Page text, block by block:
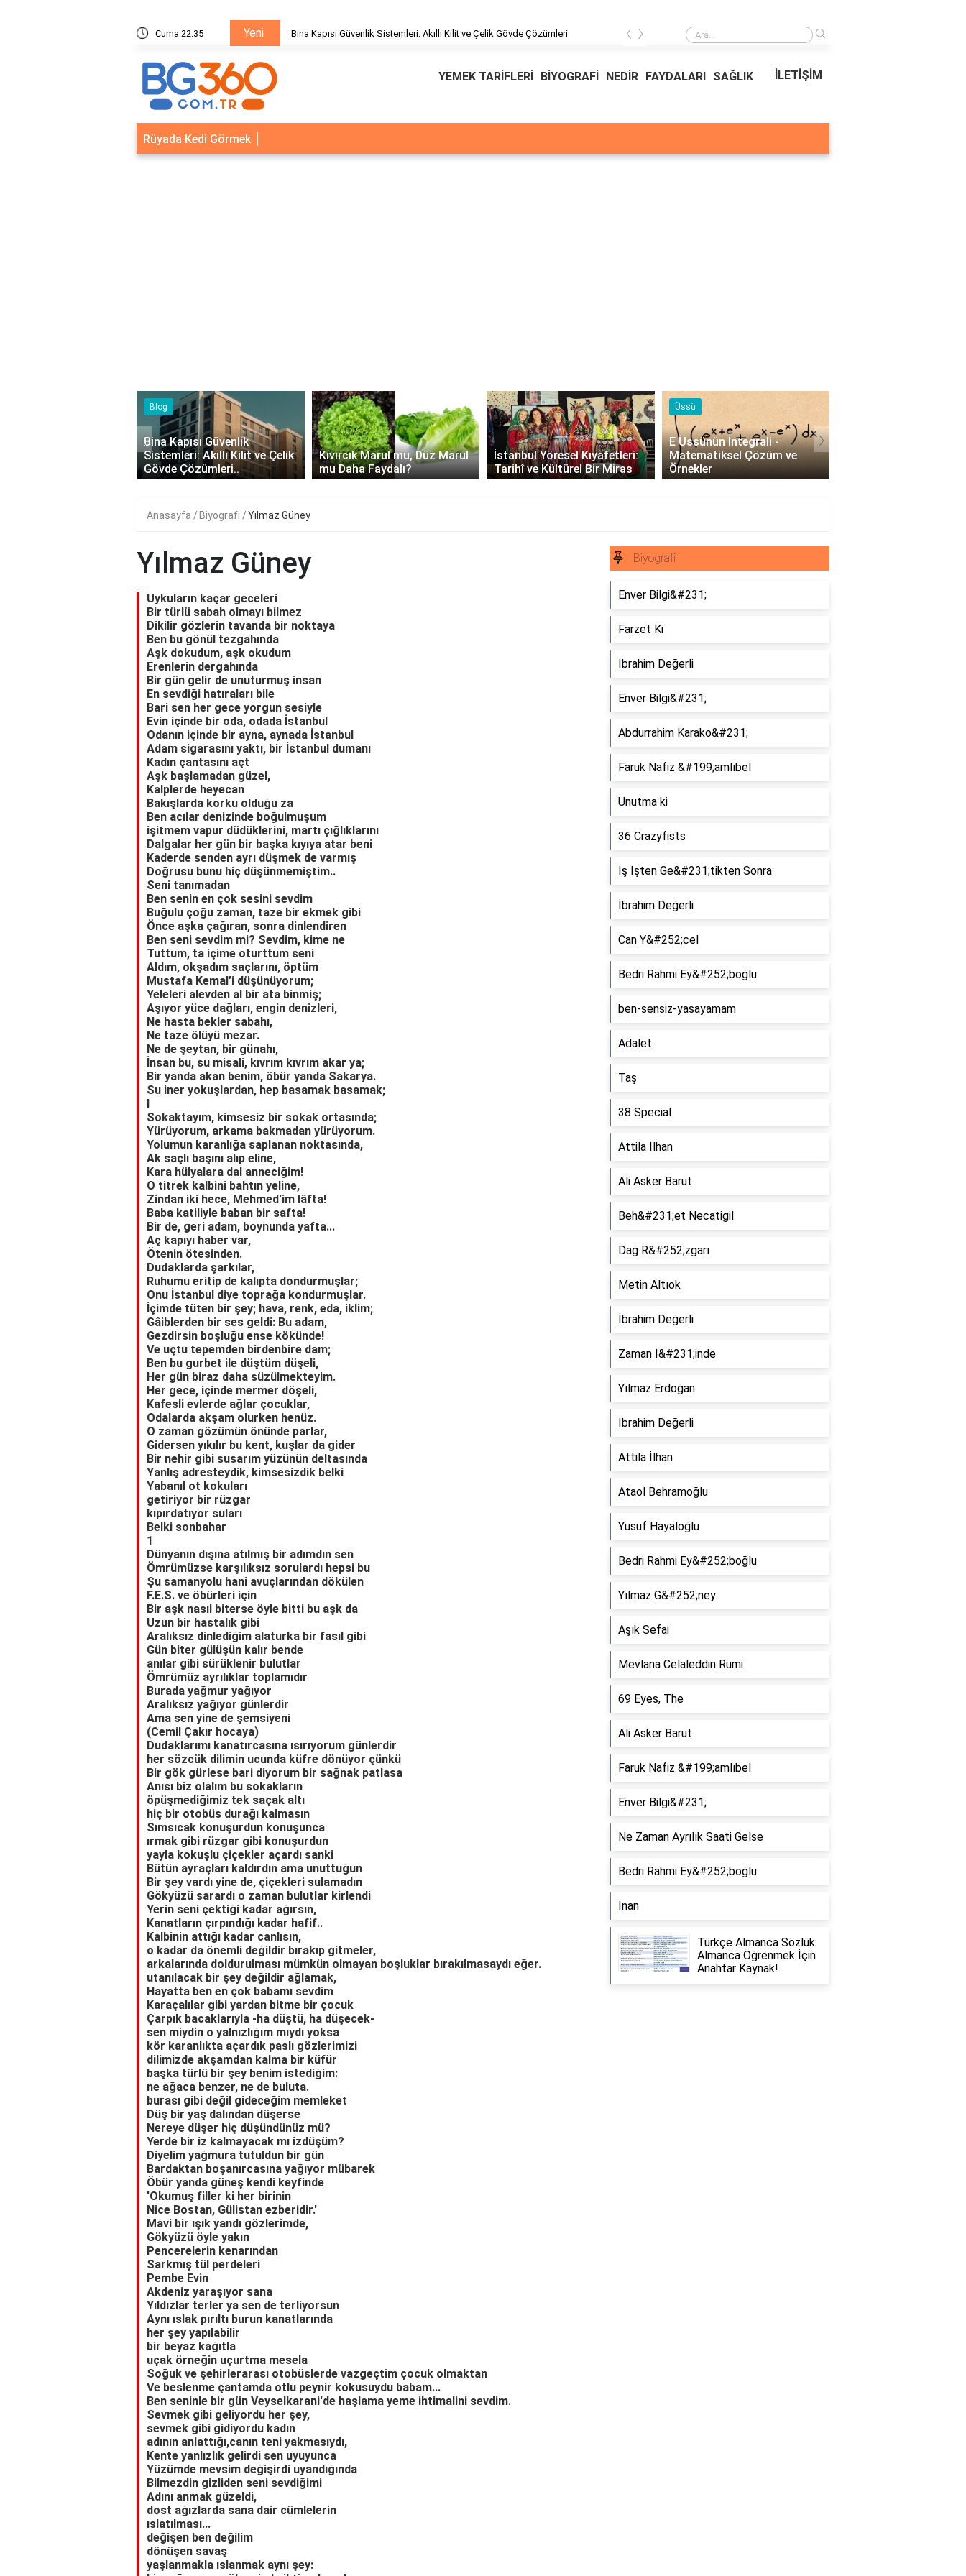
Cuma 22:35 Yeni
Sistemleri: Akıllı Kilit ve Çelik Gövde Çözümleri Bina Kapısı Güvenlik Sistemleri: Akıllı Kilit ve Çelik Gövde Çözümleri Ödeal Müşteri Hizmetleri
‹ ›
YEMEK TARİFLERİ BİYOGRAFİ NEDİR FAYDALARI SAĞLIK İLETİŞİM
Rüyada Kedi Görmek
Kıvırcık Marul mu, Düz Marul
mu Daha Faydalı?
İstanbul Yöresel Kıyafetleri:
Tarihî ve Kültürel Bir Miras
Üssü
E Üssünün İntegrali -
Matematiksel Çözüm ve
Örnekler
Örnekleri
Profesyonel Kurumsal Mail
Örnekleri - İşletmeler İçin
Etkili İletişim..
‹ ›
Anasayfa Biyografi Yılmaz Güney
Yılmaz Güney
Uykuların kaçar geceleri
Bir türlü sabah olmayı bilmez
Dikilir gözlerin tavanda bir noktaya
Ben bu gönül tezgahında
Aşk dokudum, aşk okudum
Erenlerin dergahında
Bir gün gelir de unuturmuş insan
En sevdiği hatıraları bile
Bari sen her gece yorgun sesiyle
Evin içinde bir oda, odada İstanbul
Odanın içinde bir ayna, aynada İstanbul
Adam sigarasını yaktı, bir İstanbul dumanı
Kadın çantasını açt
Aşk başlamadan güzel,
Kalplerde heyecan
Bakışlarda korku olduğu za
Ben acılar denizinde boğulmuşum
işitmem vapur düdüklerini, martı çığlıklarını
Dalgalar her gün bir başka kıyıya atar beni
Kaderde senden ayrı düşmek de varmış
Doğrusu bunu hiç düşünmemiştim..
Seni tanımadan
Ben senin en çok sesini sevdim
Buğulu çoğu zaman, taze bir ekmek gibi
Önce aşka çağıran, sonra dinlendiren
Ben seni sevdim mi? Sevdim, kime ne
Tuttum, ta içime oturttum seni
Aldım, okşadım saçlarını, öptüm
Mustafa Kemal’i düşünüyorum;
Yeleleri alevden al bir ata binmiş;
Aşıyor yüce dağları, engin denizleri,
Ne hasta bekler sabahı,
Ne taze ölüyü mezar.
Ne de şeytan, bir günahı,
İnsan bu, su misali, kıvrım kıvrım akar ya;
Bir yanda akan benim, öbür yanda Sakarya.
Su iner yokuşlardan, hep basamak basamak;
Sokaktayım, kimsesiz bir sokak ortasında;
Yürüyorum, arkama bakmadan yürüyorum.
Yolumun karanlığa saplanan noktasında,
Ak saçlı başını alıp eline,
Kara hülyalara dal anneciğim!
O titrek kalbini bahtın yeline,
Zindan iki hece, Mehmed'im lâfta!
Baba katiliyle baban bir safta!
Bir de, geri adam, boynunda yafta...
Aç kapıyı haber var,
Ötenin ötesinden.
Dudaklarda şarkılar,
Ruhumu eritip de kalıpta dondurmuşlar;
Onu İstanbul diye toprağa kondurmuşlar.
İçimde tüten bir şey; hava, renk, eda, iklim;
Gâiblerden bir ses geldi: Bu adam,
Gezdirsin boşluğu ense kökünde!
Ve uçtu tepemden birdenbire dam;
Ben bu gurbet ile düştüm düşeli,
Her gün biraz daha süzülmekteyim.
Her gece, içinde mermer döşeli,
Kafesli evlerde ağlar çocuklar,
Odalarda akşam olurken henüz.
O zaman gözümün önünde parlar,
Gidersen yıkılır bu kent, kuşlar da gider
Bir nehir gibi susarım yüzünün deltasında
Yanlış adresteydik, kimsesizdik belki
Yabanıl ot kokuları
getiriyor bir rüzgar
kıpırdatıyor suları
Belki sonbahar
1
Dünyanın dışına atılmış bir adımdın sen
Ömrümüzse karşılıksız sorulardı hepsi bu
Şu samanyolu hani avuçlarından dökülen
F.E.S. ve öbürleri için
Bir aşk nasıl biterse öyle bitti bu aşk da
Uzun bir hastalık gibi
Aralıksız dinlediğim alaturka bir fasıl gibi
Gün biter gülüşün kalır bende
anılar gibi sürüklenir bulutlar
Ömrümüz ayrılıklar toplamıdır
Burada yağmur yağıyor
Aralıksız yağıyor günlerdir
Ama sen yine de şemsiyeni
(Cemil Çakır hocaya)
Dudaklarımı kanatırcasına ısırıyorum günlerdir
her sözcük dilimin ucunda küfre dönüyor çünkü
Bir gök gürlese bari diyorum bir sağnak patlasa
Anısı biz olalım bu sokakların
öpüşmediğimiz tek saçak altı
hiç bir otobüs durağı kalmasın
Sımsıcak konuşurdun konuşunca
ırmak gibi rüzgar gibi konuşurdun
yayla kokuşlu çiçekler açardı sanki
Bütün ayraçları kaldırdın ama unuttuğun
Bir şey vardı yine de, çiçekleri sulamadın
Gökyüzü sarardı o zaman bulutlar kirlendi
Yerin seni çektiği kadar ağırsın,
Kanatların çırpındığı kadar hafif..
Kalbinin attığı kadar canlısın,
o kadar da önemli değildir bırakıp gitmeler,
arkalarında doldurulması mümkün olmayan boşluklar bırakılmasaydı eğer.
utanılacak bir şey değildir ağlamak,
Hayatta ben en çok babamı sevdim
Karaçalılar gibi yardan bitme bir çocuk
Çarpık bacaklarıyla -ha düştü, ha düşecek-
sen miydin o yalnızlığım mıydı yoksa
kör karanlıkta açardık paslı gözlerimizi
dilimizde akşamdan kalma bir küfür
başka türlü bir şey benim istediğim:
ne ağaca benzer, ne de buluta.
burası gibi değil gideceğim memleket
Düş bir yaş dalından düşerse
Nereye düşer hiç düşündünüz mü?
Yerde bir iz kalmayacak mı izdüşüm?
Diyelim yağmura tutuldun bir gün
Bardaktan boşanırcasına yağıyor mübarek
Öbür yanda güneş kendi keyfinde
'Okumuş filler ki her birinin
Nice Bostan, Gülistan ezberidir.'
Mavi bir ışık yandı gözlerimde,
Gökyüzü öyle yakın
Pencerelerin kenarından
Sarkmış tül perdeleri
Pembe Evin
Akdeniz yaraşıyor sana
Yıldızlar terler ya sen de terliyorsun
Aynı ıslak pırıltı burun kanatlarında
her şey yapılabilir
bir beyaz kağıtla
uçak örneğin uçurtma mesela
Soğuk ve şehirlerarası otobüslerde vazgeçtim çocuk olmaktan
Ve beslenme çantamda otlu peynir kokusuydu babam...
Ben seninle bir gün Veyselkarani'de haşlama yeme ihtimalini sevdim.
Sevmek gibi geliyordu her şey,
sevmek gibi gidiyordu kadın
adının anlattığı,canın teni yakmasıydı,
Kente yanlızlık gelirdi sen uyuyunca
Yüzümde mevsim değişirdi uyandığında
Bilmezdin gizliden seni sevdiğimi
Adını anmak güzeldi,
dost ağızlarda sana dair cümlelerin
ıslatılması...
değişen ben değilim
dönüşen savaş
yaşlanmakla ıslanmak aynı şey:
Biyografi
Enver Bilgi&#231;
Farzet Ki
İbrahim Değerli
Enver Bilgi&#231;
Abdurrahim Karako&#231;
Faruk Nafiz &#199;amlıbel
Unutma ki
36 Crazyfists
İş İşten Ge&#231;tikten Sonra
İbrahim Değerli
Can Y&#252;cel
Bedri Rahmi Ey&#252;boğlu
ben-sensiz-yasayamam
Adalet
Taş
38 Special
Attila İlhan
Ali Asker Barut
Beh&#231;et Necatigil
Dağ R&#252;zgarı
Metin Altıok
İbrahim Değerli
Zaman İ&#231;inde
Yılmaz Erdoğan
İbrahim Değerli
Attila İlhan
Ataol Behramoğlu
Yusuf Hayaloğlu
Bedri Rahmi Ey&#252;boğlu
Yılmaz G&#252;ney
Aşık Sefai
Mevlana Celaleddin Rumi
69 Eyes, The
Ali Asker Barut
Faruk Nafiz &#199;amlıbel
Enver Bilgi&#231;
Ne Zaman Ayrılık Saati Gelse
Bedri Rahmi Ey&#252;boğlu
İnan
Türkçe Almanca Sözlük:
Almanca Öğrenmek İçin
Anahtar Kaynak!